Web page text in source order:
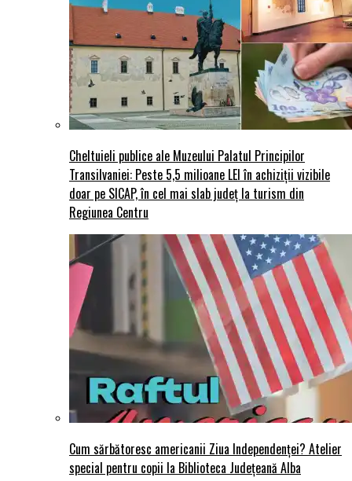
Cheltuieli publice ale Muzeului Palatul Principilor
Transilvaniei: Peste 5,5 milioane LEI în achiziții vizibile
doar pe SICAP, în cel mai slab județ la turism din
Regiunea Centru
Cum sărbătoresc americanii Ziua Independenței? Atelier
special pentru copii la Biblioteca Județeană Alba